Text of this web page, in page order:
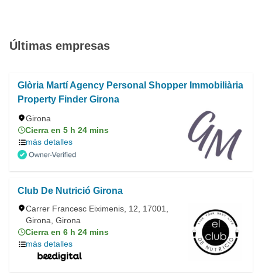
Últimas empresas
Glòria Martí Agency Personal Shopper Immobiliària
Property Finder Girona
Girona
Cierra en 5 h 24 mins
más detalles
Club De Nutrició Girona
Carrer Francesc Eiximenis, 12, 17001,
Girona, Girona
Cierra en 6 h 24 mins
más detalles